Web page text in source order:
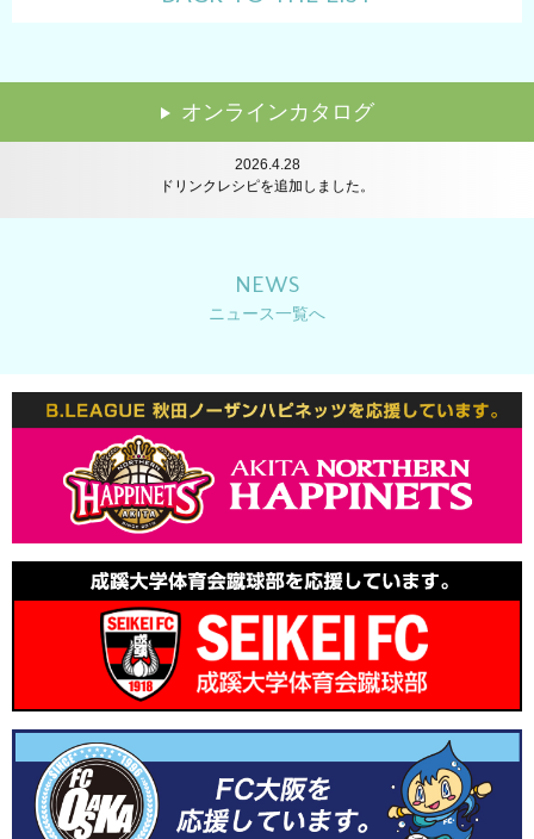
オンラインカタログ
2024.7.24
講習会のレポートを追加しました。
2026.6.22
レシピを追加しました。
2026.4.28
ドリンクレシピを追加しました。
2025.12.11
年末年始休業のお知らせ
イベントレポートを公開しました。
2025.8.6
2025.8.1
レシピを追加しました。
2025.7.14
レシピを追加しました。
2025.5.21
レシピを追加しました。
2024.12.19
年末年始休業のお知らせ
2024.12.16
2024.10.24
レシピを追加しました。
2024.9.10
レシピを追加しました。
NEWS
ニュース一覧へ